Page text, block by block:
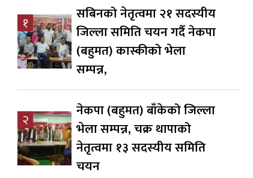
१
सबिनको नेतृत्वमा २१ सदस्यीय
जिल्ला समिति चयन गर्दै नेकपा
(बहुमत) कास्कीको भेला
सम्पन्न,
२
नेकपा (बहुमत) बाँकेको जिल्ला
भेला सम्पन्न, चक्र थापाको
नेतृत्वमा १३ सदस्यीय समिति
चयन